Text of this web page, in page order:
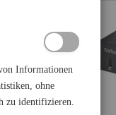
39 Artikel
Informationen
ohne
zu identifizieren.